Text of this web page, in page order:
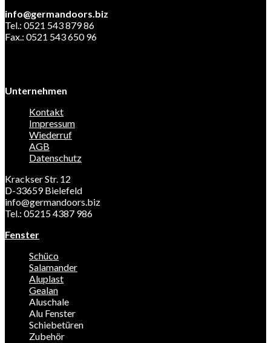
info@germandoors.biz
Tel.: 0521 543 879 86
Fax.: 0521 543 650 96
Unternehmen
Kontakt
Impressum
Wiederruf
AGB
Datenschutz
Krackser Str. 12
D-33659 Bielefeld
info@germandoors.biz
Tel.: 05215 4387 986
Fenster
Schüco
Salamander
Aluplast
Gealan
Aluschale
Alu Fenster
Schiebetüren
Zubehör